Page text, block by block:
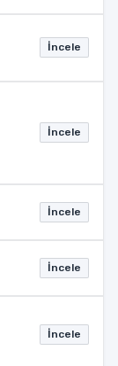
İncele
İncele
İncele
İncele
İncele